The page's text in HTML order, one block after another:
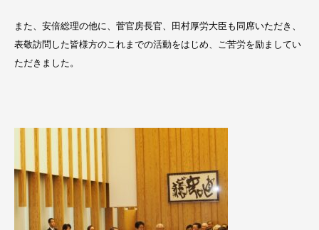
また、安倍総理の他に、菅官房長官、田村厚労大臣も同席いただき、
表敬訪問した皆様方のこれまでの活動をはじめ、ご苦労を励ましてい
ただきました。